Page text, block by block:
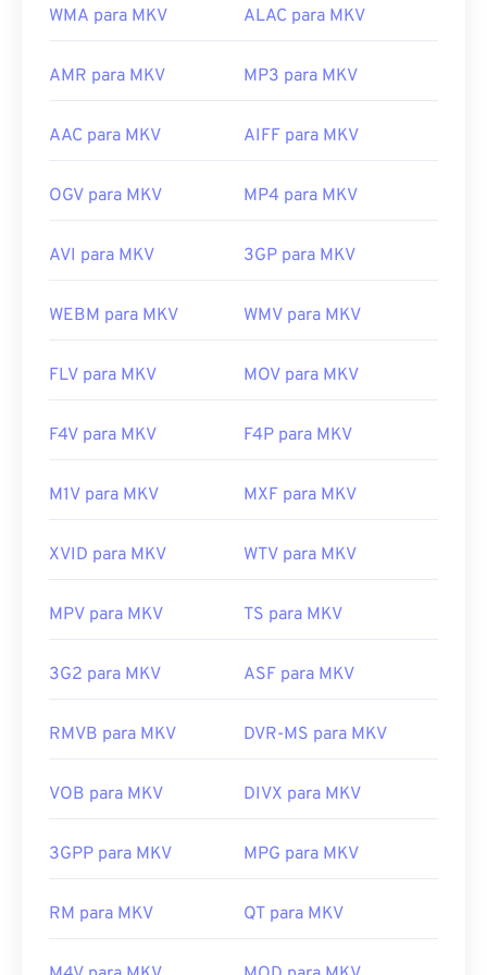
WMA para MKV ALAC para MKV
AMR para MKV MP3 para MKV
AAC para MKV AIFF para MKV
OGV para MKV MP4 para MKV
AVI para MKV 3GP para MKV
WEBM para MKV WMV para MKV
FLV para MKV MOV para MKV
F4V para MKV F4P para MKV
M1V para MKV MXF para MKV
XVID para MKV WTV para MKV
MPV para MKV TS para MKV
3G2 para MKV ASF para MKV
RMVB para MKV DVR-MS para MKV
VOB para MKV DIVX para MKV
3GPP para MKV MPG para MKV
RM para MKV QT para MKV